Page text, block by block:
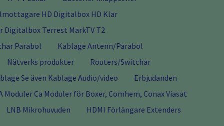
HD Digitalbox HD Klar
Terrest MarkTV T2
Parabol
Kablage Antenn/Parabol
Nätverks produkter
Routers/Switchar
Se även Kablage Audio/video
Erbjudanden
Moduler Ca Moduler för Boxer, Comhem, Conax Viasat
LNB Mikrohuvuden
HDMI Förlängare Extenders